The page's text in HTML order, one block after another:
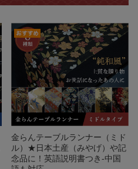
金らんテーブルランナー（ミド
ル）★日本土産（みやげ）や記
念品に！英語説明書つき-中国